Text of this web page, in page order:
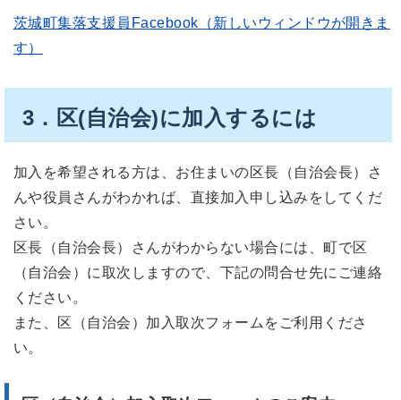
茨城町集落支援員Facebook（新しいウィンドウが開きま
す）
3．区(自治会)に加入するには
加入を希望される方は、お住まいの区長（自治会長）さ
んや役員さんがわかれば、直接加入申し込みをしてくだ
さい。
区長（自治会長）さんがわからない場合には、町で区
（自治会）に取次しますので、下記の問合せ先にご連絡
ください。
また、区（自治会）加入取次フォームをご利用くださ
い。